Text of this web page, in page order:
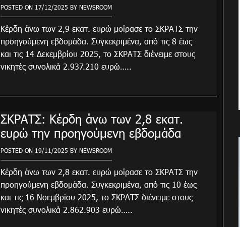
POSTED ON 17/12/2025 BY NEWSROOM
Κέρδη άνω των 2,9 εκατ. ευρώ μοίρασε το ΣΚΡΑΤΣ την
προηγούμενη εβδομάδα. Συγκεκριμένα, από τις 8 έως
και τις 14 Δεκεμβρίου 2025, το ΣΚΡΑΤΣ διένειμε στους
νικητές συνολικά 2.937.210 ευρώ…..
ΣΚΡΑΤΣ: Κέρδη άνω των 2,8 εκατ.
ευρώ την προηγούμενη εβδομάδα
POSTED ON 19/11/2025 BY NEWSROOM
Κέρδη άνω των 2,8 εκατ. ευρώ μοίρασε το ΣΚΡΑΤΣ την
προηγούμενη εβδομάδα. Συγκεκριμένα, από τις 10 έως
και τις 16 Νοεμβρίου 2025, το ΣΚΡΑΤΣ διένειμε στους
νικητές συνολικά 2.862.903 ευρώ…..